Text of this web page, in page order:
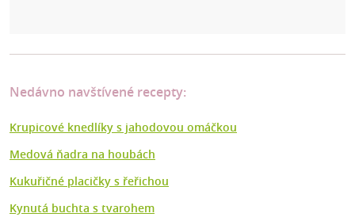
Nedávno navštívené recepty:
Krupicové knedlíky s jahodovou omáčkou
Medová ňadra na houbách
Kukuřičné placičky s řeřichou
Kynutá buchta s tvarohem